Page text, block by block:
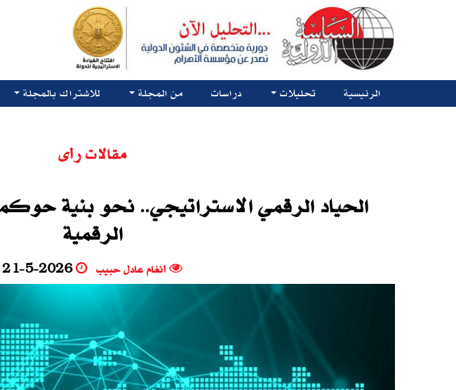
الرئيسية تحليلات دراسات من المجلة للاشتراك بالمجلة
مقالات رأى
الحياد الرقمي الاستراتيجي.. نحو بنية
الرقمية
أنغام عادل حبيب 21-5-2026